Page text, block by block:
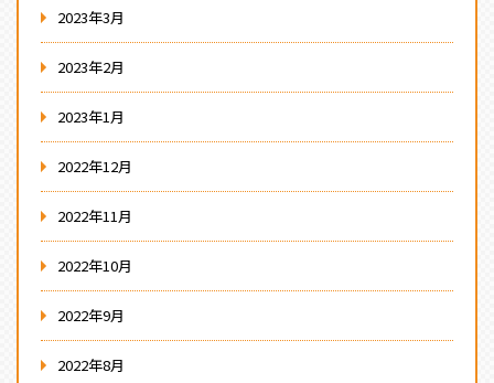
2023年3月
2023年2月
2023年1月
2022年12月
2022年11月
2022年10月
2022年9月
2022年8月